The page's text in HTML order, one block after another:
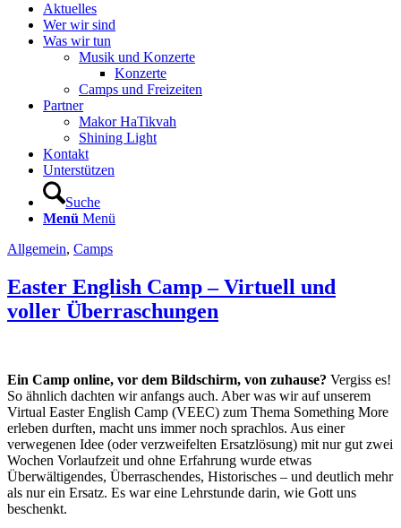
Aktuelles
Wer wir sind
Was wir tun
Musik und Konzerte
Konzerte
Camps und Freizeiten
Partner
Makor HaTikvah
Shining Light
Kontakt
Unterstützen
Suche
Menü Menü
Allgemein, Camps
Easter English Camp – Virtuell und
voller Überraschungen
Ein Camp online, vor dem Bildschirm, von zuhause? Vergiss es!
So ähnlich dachten wir anfangs auch. Aber was wir auf unserem
Virtual Easter English Camp (VEEC) zum Thema Something More
erleben durften, macht uns immer noch sprachlos. Aus einer
verwegenen Idee (oder verzweifelten Ersatzlösung) mit nur gut zwei
Wochen Vorlaufzeit und ohne Erfahrung wurde etwas
Überwältigendes, Überraschendes, Historisches – und deutlich mehr
als nur ein Ersatz. Es war eine Lehrstunde darin, wie Gott uns
beschenkt.